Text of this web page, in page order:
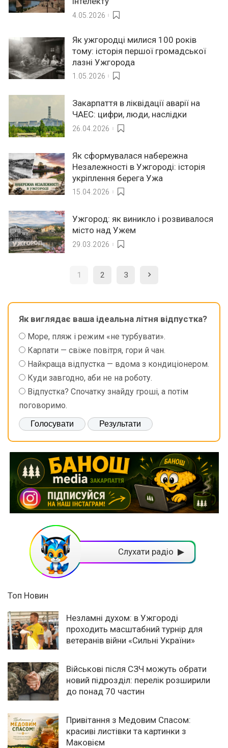
4.05.2026
Як ужгородці милися 100 років
тому: історія першої громадської
лазні Ужгорода
1.05.2026
Закарпаття в ліквідації аварії на
ЧАЕС: цифри, люди, наслідки
26.04.2026
Як сформувалася набережна
Незалежності в Ужгороді: історія
укріплення берега Ужа
15.04.2026
Ужгород: як виникло і розвивалося
місто над Ужем
29.03.2026
1 2 3
Як виглядає ваша ідеальна літня відпустка?
Море, пляж і режим «не турбувати».
Карпати — свіже повітря, гори й чан.
Найкраща відпустка — вдома з кондиціонером.
Куди завгодно, аби не на роботу.
Відпустка? Спочатку знайду гроші, а потім
поговоримо.
Слухати радіо ▶
Топ Новин
Незламні духом: в Ужгороді
проходить масштабний турнір для
ветеранів війни «Сильні України»
Військові після СЗЧ можуть обрати
новий підрозділ: перелік розширили
до понад 70 частин
Привітання з Медовим Спасом:
красиві листівки та картинки з
Маковієм